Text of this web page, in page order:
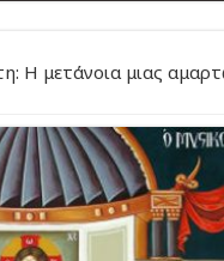
Η μετάνοια μιας